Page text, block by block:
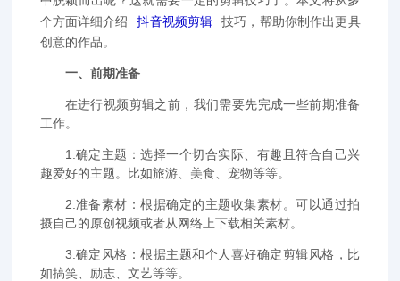
个方面详细介绍
抖音视频剪辑
技巧，帮助你制作出更具
创意的作品。
一、前期准备
在进行视频剪辑之前，我们需要先完成一些前期准备
工作。
1.确定主题：选择一个切合实际、有趣且符合自己兴
趣爱好的主题。比如旅游、美食、宠物等等。
2.准备素材：根据确定的主题收集素材。可以通过拍
摄自己的原创视频或者从网络上下载相关素材。
3.确定风格：根据主题和个人喜好确定剪辑风格，比
如搞笑、励志、文艺等等。